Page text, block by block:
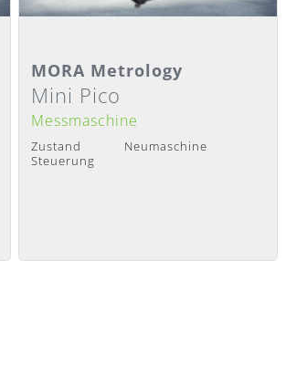
Detailansicht
Lieferzeit Nach Absprache
MORA Metrology
Mini Pico
Messmaschine
Zustand
Neumaschine
Steuerung